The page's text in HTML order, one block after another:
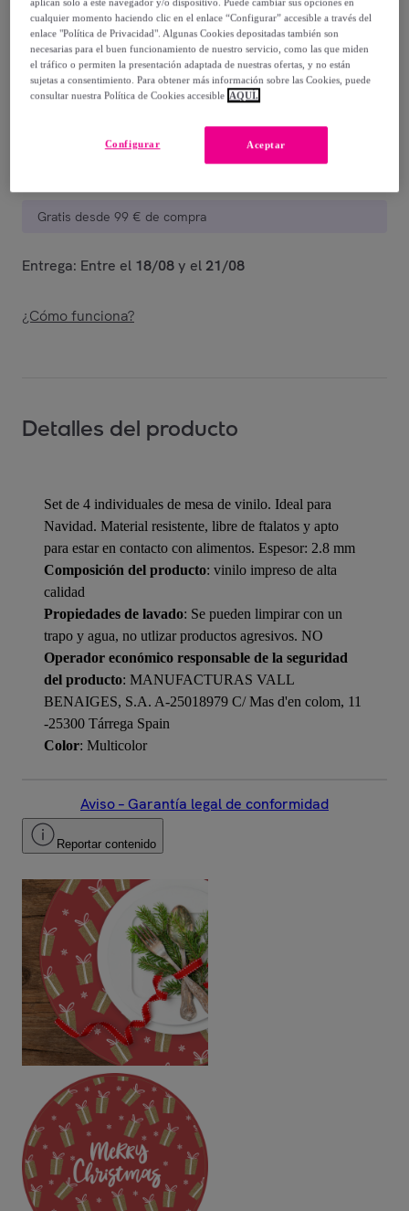
-50%
Vendido porCeramiko.es
Entrega
Gratis desde 99 € de compra
Entrega: Entre el 18/08y el 21/08
¿Cómo funciona?
Detalles del producto
Set de 4 individuales de mesa de vinilo. Ideal para
Navidad. Material resistente, libre de ftalatos y apto
para estar en contacto con alimentos. Espesor: 2.8 mm
Composición del producto: vinilo impreso de alta
calidad
Propiedades de lavado: Se pueden limpirar con un
trapo y agua, no utlizar productos agresivos. NO
Operador económico responsable de la seguridad
del producto: MANUFACTURAS VALL
BENAIGES, S.A. A-25018979 C/ Mas d'en colom, 11
-25300 Tárrega Spain
Color: Multicolor
Aviso – Garantía legal de conformidad
Reportar contenido
cualquier momento haciendo clic en el enlace “Configurar” accesible a través del
enlace "Política de Privacidad". Algunas Cookies depositadas también son
necesarias para el buen funcionamiento de nuestro servicio, como las que miden
el tráfico o permiten la presentación adaptada de nuestras ofertas, y no están
sujetas a consentimiento. Para obtener más información sobre las Cookies, puede
consultar nuestra Política de Cookies accesible AQUÍ.
Aceptar
Configurar